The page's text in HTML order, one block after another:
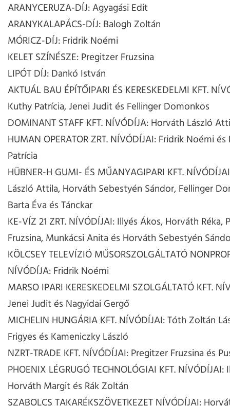
ARANYCERUZA-DÍJ: Agyagási Edit
ARANYKALAPÁCS-DÍJ: Balogh Zoltán
MÓRICZ-DÍJ: Fridrik Noémi
KELET SZÍNÉSZE: Pregitzer Fruzsina
LIPÓT DÍJ: Dankó István
AKTUÁL BAU ÉPÍTŐIPARI ÉS KERESKEDELMI KFT.
Kuthy Patrícia, Jenei Judit és Fellinger Domonkos
DOMINANT STAFF KFT. NÍVÓDÍJA: Horváth László
HUMAN OPERATOR ZRT. NÍVÓDÍJAI: Fridrik Noémi
Patrícia
HÜBNER-H GUMI- ÉS MŰANYAGIPARI KFT.
László Attila, Horváth Sebestyén Sándor, Fellinger
Barta Éva és Tánckar
KE-VÍZ 21 ZRT. NÍVÓDÍJAI: Illyés Ákos, Horváth Réka,
Fruzsina, Munkácsi Anita és Horváth Sebestyén
KÖLCSEY TELEVÍZIÓ MŰSORSZOLGÁLTATÓ
NÍVÓDÍJA: Fridrik Noémi
MARSO IPARI KERESKEDELMI SZOLGÁLTATÓ KFT.
Jenei Judit és Nagyidai Gergő
MICHELIN HUNGÁRIA KFT. NÍVÓDÍJAI: Tóth Zoltán
Frigyes és Kameniczky László
NZRT-TRADE KFT. NÍVÓDÍJAI: Pregitzer Fruzsina és
PHOENIX LÉGRUGÓ TECHNOLÓGIAI KFT.
Horváth Margit és Rák Zoltán